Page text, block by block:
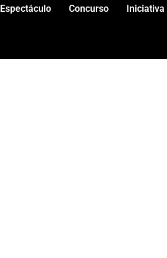
Espectáculo Concurso Iniciativa